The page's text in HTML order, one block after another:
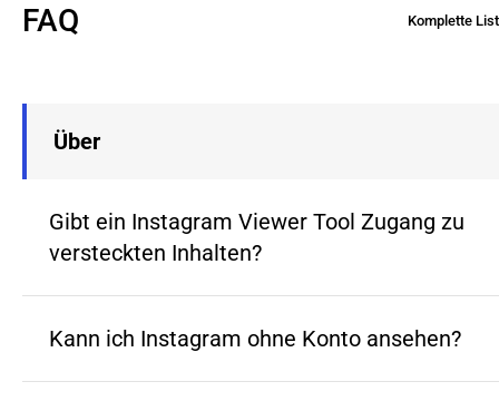
FAQ Komplette
Über
Gibt ein Instagram Viewer Tool Zugang zu
versteckten Inhalten?
Kann ich Instagram ohne Konto ansehen?